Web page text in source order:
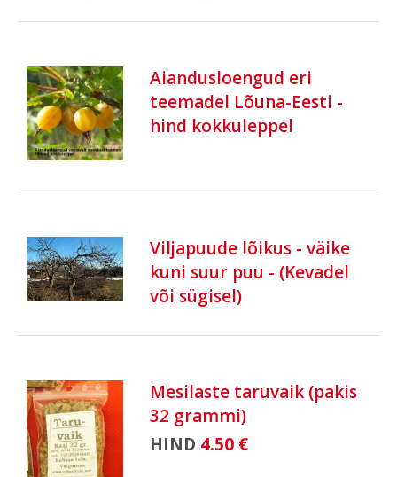
Aiandusloengud eri
teemadel Lõuna-Eesti -
hind kokkuleppel
Viljapuude lõikus - väike
kuni suur puu - (Kevadel
või sügisel)
Mesilaste taruvaik (pakis
32 grammi)
HIND 4.50 €